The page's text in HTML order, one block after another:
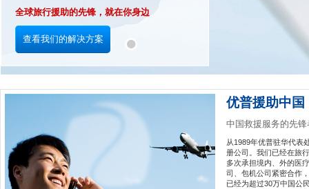
关爱无处不在
查看我们的解决方案
优普援助中国
中国救援服务的先锋
从1989年优普驻华代表
册公司。我们已经在旅
多次承担境内、外的医
司、包机公司紧密合作
已经为超过30万中国公